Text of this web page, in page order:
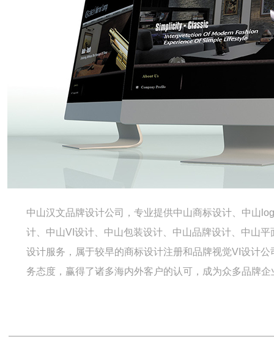
中山汉文品牌设计公司，专业提供中山商标设计、中山
计、中山VI设计、中山包装设计、中山品牌设计、中山
设计服务，属于较早的商标设计注册和品牌视觉VI设计
务态度，赢得了诸多海内外客户的认可，成为众多品牌